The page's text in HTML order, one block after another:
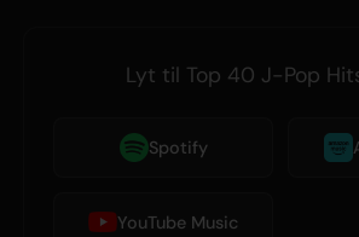
Lyt til Top 40 J-Pop
Spotify
YouTube Music